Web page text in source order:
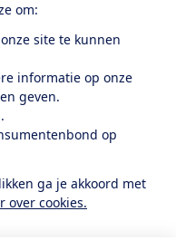
om:
site te kunnen
informatie op onze
geven.
op
ga je akkoord met
over cookies.